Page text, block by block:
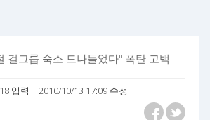
걸그룹 숙소 드나들었다" 폭탄 고백
입력 | 2010/10/13 17:09 수정